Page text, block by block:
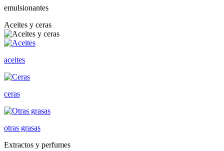
emulsionantes
Aceites y ceras
aceites
ceras
otras grasas
Extractos y perfumes